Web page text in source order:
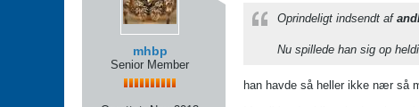
mhbp
Senior Member
Oprindeligt indsendt af
Nu spillede han sig op
han havde så heller ikke nær så